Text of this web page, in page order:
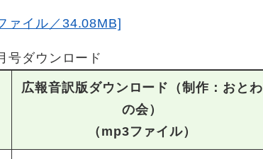
ァイル／34.08MB]
号ダウンロード
広報音訳版ダウンロード（制作：おとわ
の会）
（mp3ファイル）